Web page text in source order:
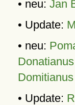
• neu: Jan
• Update:
• neu:
• Update: